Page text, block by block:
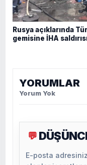
Rusya açıklarında
gemisine İHA
YORUMLAR
Yorum Yok
💬
E-posta